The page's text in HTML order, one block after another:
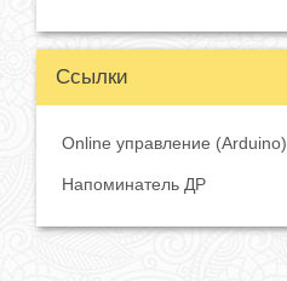
Ссылки
Online управление (Arduino)
Напоминатель ДР